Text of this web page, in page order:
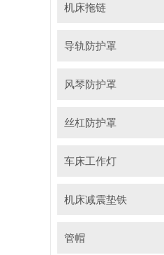
机床拖链
导轨防护罩
风琴防护罩
丝杠防护罩
车床工作灯
机床减震垫铁
管帽